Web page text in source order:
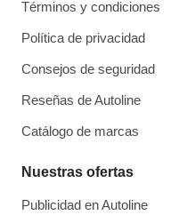
Términos y condiciones
Política de privacidad
Consejos de seguridad
Reseñas de Autoline
Catálogo de marcas
Nuestras ofertas
Publicidad en Autoline